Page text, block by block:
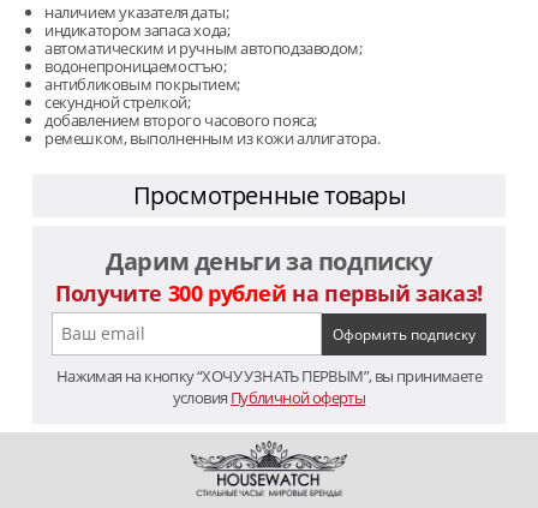
наличием указателя даты;
индикатором запаса хода;
автоматическим и ручным автоподзаводом;
водонепроницаемостъю;
антибликовым покрытием;
секундной стрелкой;
добавлением второго часового пояса;
ремешком, выполненным из кожи аллигатора.
Просмотренные товары
Дарим деньги за подписку
Получите 300 рублей на первый заказ!
Нажимая на кнопку “ХОЧУ УЗНАТЬ ПЕРВЫМ”, вы принимаете
условия Публичной оферты